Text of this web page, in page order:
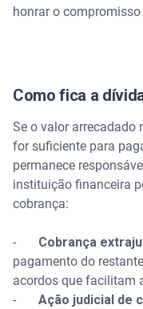
honrar o compromisso
Como fica a
Se o valor arrecadado
for suficiente para
permanece
instituição financeira
cobrança:
- Cobrança
pagamento do
acordos que facilitam
- Ação judicial de